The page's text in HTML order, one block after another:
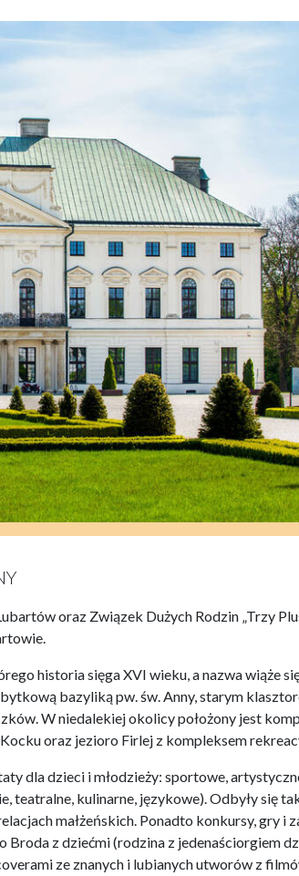
oraz Związek Dużych Rodzin „Trzy
historia sięga XVI wieku, a nazwa wiąże
bazyliką pw. św. Anny, starym
W niedalekiej okolicy położony jest
oraz jezioro Firlej z kompleksem
dla dzieci i młodzieży: sportowe,
teatralne, kulinarne, językowe). Odbyły się
małżeńskich. Ponadto konkursy, gry i
z dziećmi (rodzina z jedenaściorgiem
ze znanych i lubianych utworów z